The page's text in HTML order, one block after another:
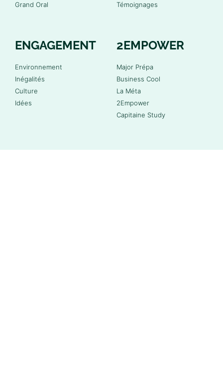
Grand Oral
Témoignages
ENGAGEMENT
Environnement
Inégalités
Culture
Idées
2EMPOWER
Major Prépa
Business Cool
La Méta
2Empower
Capitaine Study